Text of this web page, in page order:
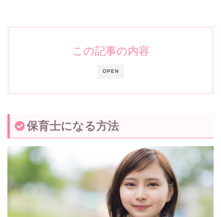
OPEN
この記事の内容
保育士になる方法